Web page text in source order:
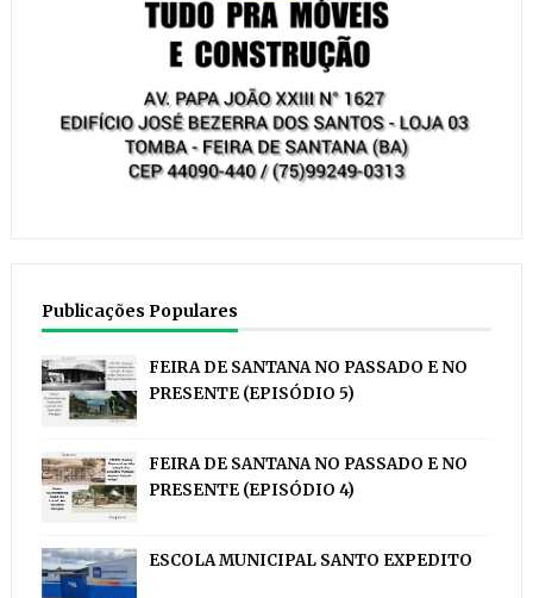
Publicações Populares
FEIRA DE SANTANA NO PASSADO E NO
PRESENTE (EPISÓDIO 5)
FEIRA DE SANTANA NO PASSADO E NO
PRESENTE (EPISÓDIO 4)
ESCOLA MUNICIPAL SANTO EXPEDITO